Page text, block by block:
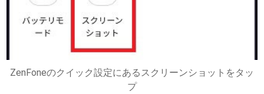
ZenFoneのクイック設定にあるスクリーンショットをタッ
プ